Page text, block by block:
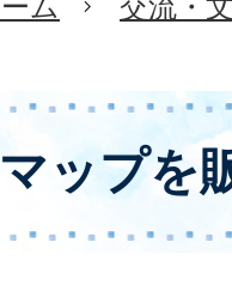
ップを